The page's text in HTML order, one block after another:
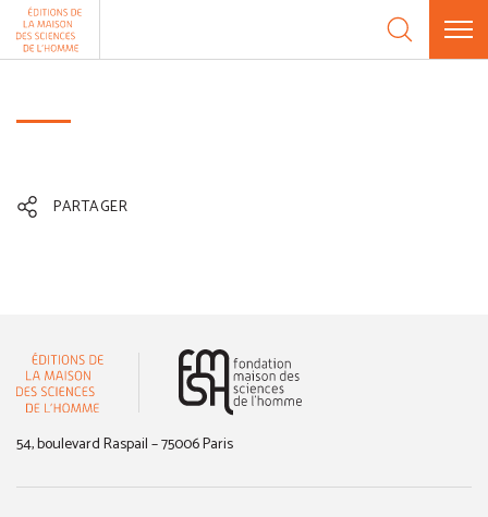
Aller au contenu
PARTAGER
54, boulevard Raspail – 75006 Paris
Panneau de gestion des cookies